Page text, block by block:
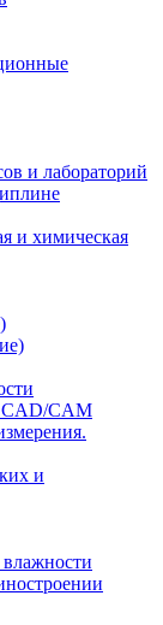
и лабораторий
и химическая
CAD/CAM
и